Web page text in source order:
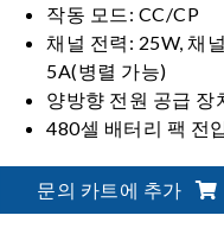
작동 모드: CC/CP
채널 전력: 25W, 채
5A(병렬 가능)
양방향 전원 공급 장
480셀 배터리 팩 전
문의 카트에 추가